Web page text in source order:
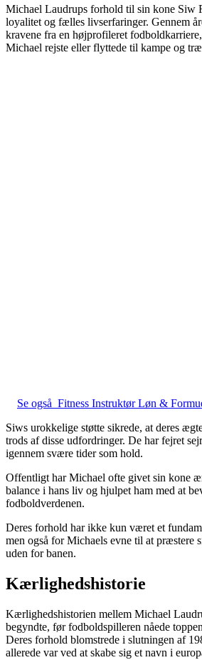
Michael Laudrups forhold til sin kone Siw
loyalitet og fælles livserfaringer. Gennem
kravene fra en højprofileret
Michael rejste eller flyttede til kampe og
Se også Fitness Instruktør Løn &
Siws urokkelige støtte sikrede, at deres
trods af disse udfordringer. De har fejret
igennem svære tider som hold.
Offentligt har Michael ofte givet sin kone
balance i hans liv og hjulpet ham med at
fodboldverdenen.
Deres forhold har ikke kun været et
men også for Michaels evne til at præstere
uden for banen.
Kærlighedshistorie
Kærlighedshistorien mellem Michael
begyndte, før fodboldspilleren nåede
Deres forhold blomstrede i slutningen af
allerede var ved at skabe sig et navn i